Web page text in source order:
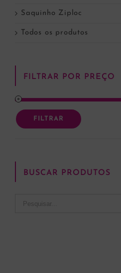
Saquinho Ziploc
Todos os produtos
FILTRAR POR PREÇO
FILTRAR
BUSCAR PRODUTOS